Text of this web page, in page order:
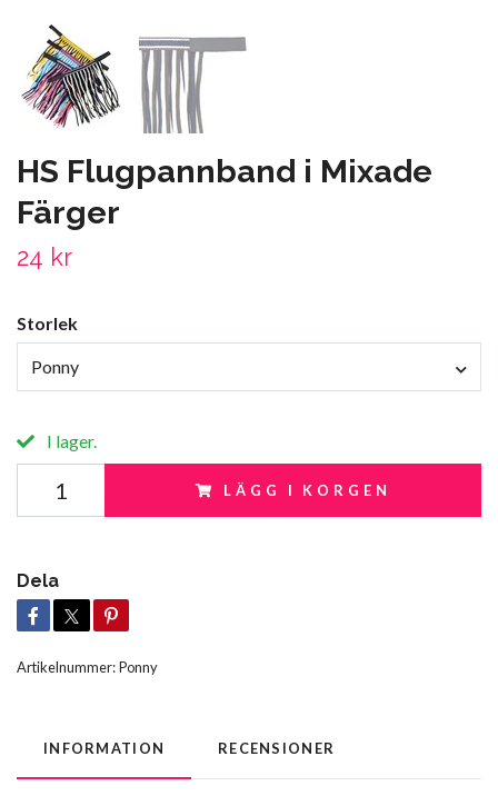
HS Flugpannband i Mixade
Färger
24 kr
Storlek
Ponny
I lager.
LÄGG I KORGEN
Dela
Artikelnummer:Ponny
INFORMATION RECENSIONER